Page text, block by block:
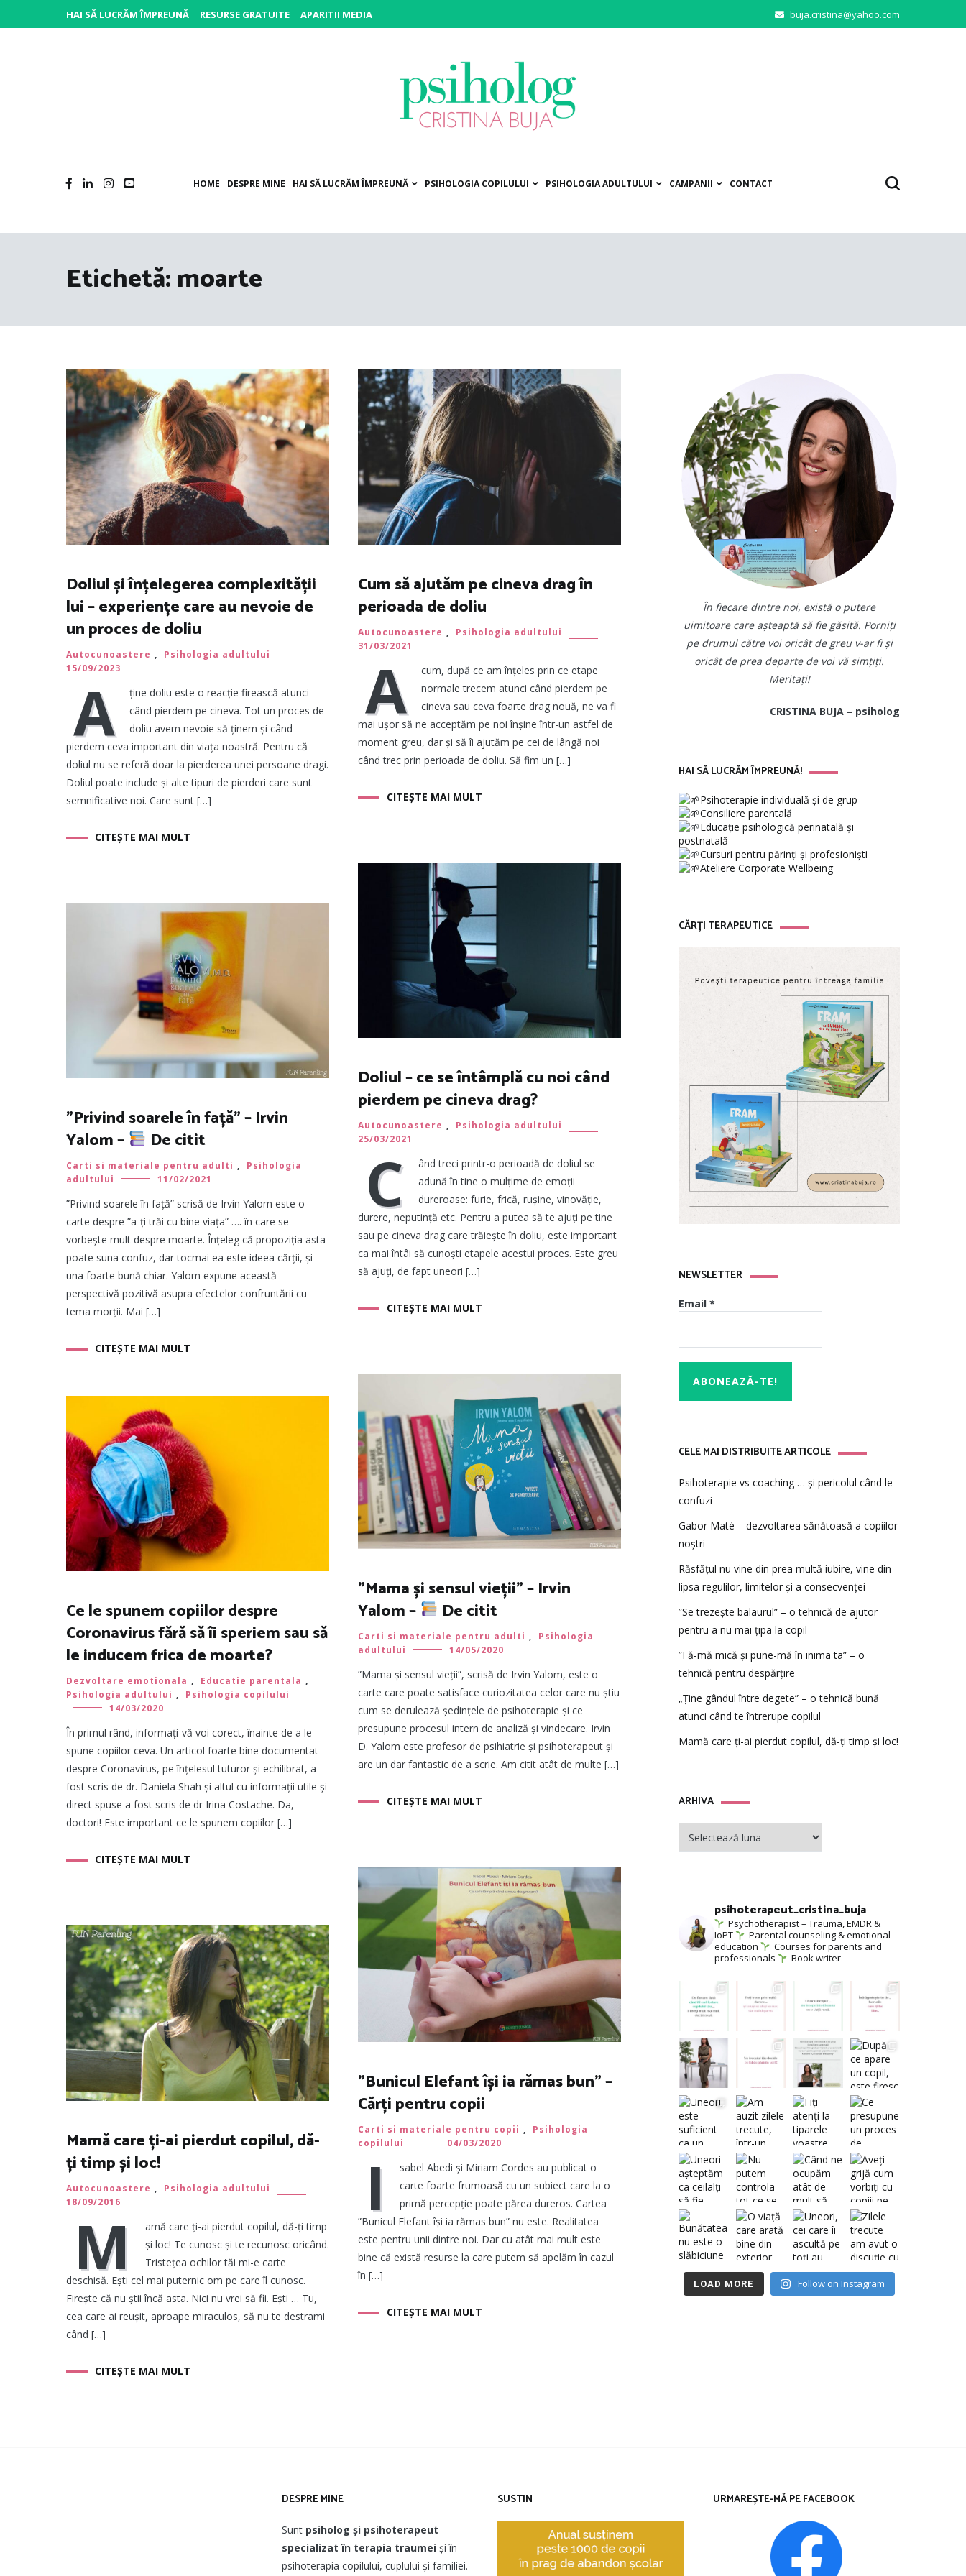
HAI SĂ LUCRĂM ÎMPREUNĂ RESURSE GRATUITE APARITII MEDIA buja.cristina@yahoo.com
HOME DESPRE MINE HAI SĂ LUCRĂM ÎMPREUNĂ PSIHOLOGIA COPILULUI PSIHOLOGIA ADULTULUI CAMPANII CONTACT
Etichetă:moarte
Doliul și înțelegerea complexității
lui – experiențe care au nevoie de
un proces de doliu
Autocunoastere ,
Psihologia adultului
15/09/2023
A
ține doliu este o reacție firească atunci
când pierdem pe cineva. Tot un proces de
doliu avem nevoie să ținem și când
pierdem ceva important din viața noastră. Pentru că
doliul nu se referă doar la pierderea unei persoane dragi.
Doliul poate include și alte tipuri de pierderi care sunt
semnificative noi. Care sunt […]
CITEȘTE MAI MULT
Cum să ajutăm pe cineva drag în
perioada de doliu
Autocunoastere ,
Psihologia adultului
31/03/2021
A
cum, după ce am înțeles prin ce etape
normale trecem atunci când pierdem pe
cineva sau ceva foarte drag nouă, ne va fi
mai ușor să ne acceptăm pe noi înșine într-un astfel de
moment greu, dar și să îi ajutăm pe cei de lângă noi
când trec prin perioada de doliu. Să fim un […]
CITEȘTE MAI MULT
Doliul – ce se întâmplă cu noi când
pierdem pe cineva drag?
Autocunoastere ,
Psihologia adultului
25/03/2021
C
ând treci printr-o perioadă de doliul se
adună în tine o mulțime de emoții
dureroase: furie, frică, rușine, vinovăție,
durere, neputință etc. Pentru a putea să te ajuți pe tine
sau pe cineva drag care trăiește în doliu, este important
ca mai întâi să cunoști etapele acestui proces. Este greu
să ajuți, de fapt uneori […]
CITEȘTE MAI MULT
”Privind soarele în față” – Irvin
Yalom –
De citit
Carti si materiale pentru adulti ,
Psihologia
adultului
11/02/2021
”Privind soarele în față” scrisă de Irvin Yalom este o
carte despre ”a-ți trăi cu bine viața” …. în care se
vorbește mult despre moarte. Înțeleg că propoziția asta
poate suna confuz, dar tocmai ea este ideea cărții, și
una foarte bună chiar. Yalom expune această
perspectivă pozitivă asupra efectelor confruntării cu
tema morţii. Mai […]
CITEȘTE MAI MULT
”Mama și sensul vieții” – Irvin
Yalom –
De citit
Carti si materiale pentru adulti ,
Psihologia
adultului
14/05/2020
”Mama și sensul vieții”, scrisă de Irvin Yalom, este o
carte care poate satisface curiozitatea celor care nu știu
cum se derulează ședințele de psihoterapie și ce
presupune procesul intern de analiză și vindecare. Irvin
D. Yalom este profesor de psihiatrie și psihoterapeut și
are un dar fantastic de a scrie. Am citit atât de multe […]
CITEȘTE MAI MULT
Ce le spunem copiilor despre
Coronavirus fără să îi speriem sau să
le inducem frica de moarte?
Dezvoltare emotionala , Educatie parentala ,
Psihologia adultului ,
Psihologia copilului
14/03/2020
În primul rând, informați-vă voi corect, înainte de a le
spune copiilor ceva. Un articol foarte bine documentat
despre Coronavirus, pe înțelesul tuturor și echilibrat, a
fost scris de dr. Daniela Shah și altul cu informații utile și
direct spuse a fost scris de dr Irina Costache. Da,
doctori! Este important ce le spunem copiilor […]
CITEȘTE MAI MULT
”Bunicul Elefant își ia rămas bun” –
Cărți pentru copii
Carti si materiale pentru copii ,
Psihologia
copilului
04/03/2020
I
sabel Abedi și Miriam Cordes au publicat o
carte foarte frumoasă cu un subiect care la o
primă percepție poate părea dureros. Cartea
”Bunicul Elefant își ia rămas bun” nu este. Realitatea
este pentru unii dintre noi. Dar cu atât mai mult este
bine că există resurse la care putem să apelăm în cazul
în […]
CITEȘTE MAI MULT
Mamă care ți-ai pierdut copilul, dă-
ți timp și loc!
Autocunoastere ,
Psihologia adultului
18/09/2016
M
amă care ți-ai pierdut copilul, dă-ți timp
și loc! Te cunosc și te recunosc oricând.
Tristețea ochilor tăi mi-e carte
deschisă. Ești cel mai puternic om pe care îl cunosc.
Firește că nu știi încă asta. Nici nu vrei să fii. Ești … Tu,
cea care ai reușit, aproape miraculos, să nu te destrami
când […]
CITEȘTE MAI MULT
În fiecare dintre noi, există o putere
uimitoare care așteaptă să fie găsită. Porniți
pe drumul către voi oricât de greu v-ar fi și
oricât de prea departe de voi vă simțiți.
Meritați!
CRISTINA BUJA – psiholog
HAI SĂ LUCRĂM ÎMPREUNĂ!
Psihoterapie individuală și de grup
Consiliere parentală
Educație psihologică perinatală și
postnatală
Cursuri pentru părinți și profesioniști
Ateliere Corporate Wellbeing
CĂRȚI TERAPEUTICE
NEWSLETTER
Email *
CELE MAI DISTRIBUITE ARTICOLE
Psihoterapie vs coaching … și pericolul când le
confuzi
Gabor Maté – dezvoltarea sănătoasă a copiilor
noștri
Răsfățul nu vine din prea multă iubire, vine din
lipsa regulilor, limitelor și a consecvenței
”Se trezește balaurul” – o tehnică de ajutor
pentru a nu mai țipa la copil
”Fă-mă mică și pune-mă în inima ta” – o
tehnică pentru despărțire
„Ține gândul între degete” – o tehnică bună
atunci când te întrerupe copilul
Mamă care ți-ai pierdut copilul, dă-ți timp și loc!
ARHIVAARHIVA
psihoterapeut_cristina_buja
Psychotherapist – Trauma, EMDR &
IoPT
Parental counseling & emotional
education
Courses for parents and
professionals
Book writer
LOAD MORE Follow on Instagram
DESPRE MINE
Sunt psiholog și psihoterapeut
specializat în terapia traumei și în
psihoterapia copilului, cuplului și familiei.
SUSTIN URMAREȘTE-MĂ PE FACEBOOK